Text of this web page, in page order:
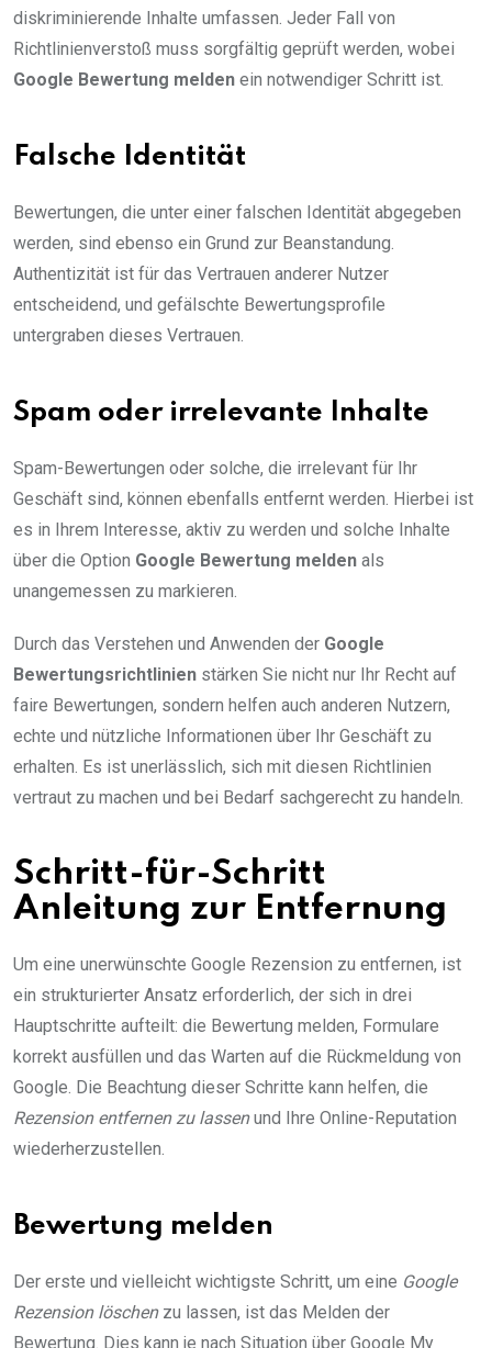
diskriminierende Inhalte umfassen. Jeder Fall von
Richtlinienverstoß muss sorgfältig geprüft werden, wobei
Google Bewertung melden ein notwendiger Schritt ist.
Falsche Identität
Bewertungen, die unter einer falschen Identität abgegeben
werden, sind ebenso ein Grund zur Beanstandung.
Authentizität ist für das Vertrauen anderer Nutzer
entscheidend, und gefälschte Bewertungsprofile
untergraben dieses Vertrauen.
Spam oder irrelevante Inhalte
Spam-Bewertungen oder solche, die irrelevant für Ihr
Geschäft sind, können ebenfalls entfernt werden. Hierbei ist
es in Ihrem Interesse, aktiv zu werden und solche Inhalte
über die Option Google Bewertung melden als
unangemessen zu markieren.
Durch das Verstehen und Anwenden der Google
Bewertungsrichtlinien stärken Sie nicht nur Ihr Recht auf
faire Bewertungen, sondern helfen auch anderen Nutzern,
echte und nützliche Informationen über Ihr Geschäft zu
erhalten. Es ist unerlässlich, sich mit diesen Richtlinien
vertraut zu machen und bei Bedarf sachgerecht zu handeln.
Schritt-für-Schritt
Anleitung zur Entfernung
Um eine unerwünschte Google Rezension zu entfernen, ist
ein strukturierter Ansatz erforderlich, der sich in drei
Hauptschritte aufteilt: die Bewertung melden, Formulare
korrekt ausfüllen und das Warten auf die Rückmeldung von
Google. Die Beachtung dieser Schritte kann helfen, die
Rezension entfernen zu lassenund Ihre Online-Reputation
wiederherzustellen.
Bewertung melden
Der erste und vielleicht wichtigste Schritt, um eine Google
Rezension löschenzu lassen, ist das Melden der
Bewertung. Dies kann je nach Situation über Google My